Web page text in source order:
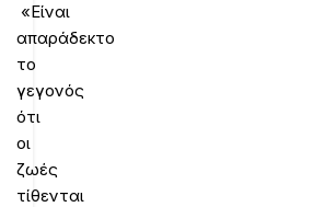
«Είναι
απαράδεκτο
το
γεγονός
ότι
οι
ζωές
τίθενται